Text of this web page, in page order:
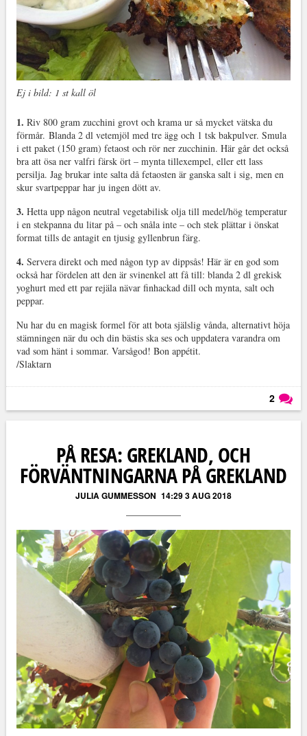
Ej i bild: 1 st kall öl
1. Riv 800 gram zucchini grovt och krama ur så mycket vätska du
förmår. Blanda 2 dl vetemjöl med tre ägg och 1 tsk bakpulver. Smula
i ett paket (150 gram) fetaost och rör ner zucchinin. Här går det också
bra att ösa ner valfri färsk ört – mynta tillexempel, eller ett lass
persilja. Jag brukar inte salta då fetaosten är ganska salt i sig, men en
skur svartpeppar har ju ingen dött av.
3. Hetta upp någon neutral vegetabilisk olja till medel/hög temperatur
i en stekpanna du litar på – och snåla inte – och stek plättar i önskat
format tills de antagit en tjusig gyllenbrun färg.
4. Servera direkt och med någon typ av dippsås! Här är en god som
också har fördelen att den är svinenkel att få till: blanda 2 dl grekisk
yoghurt med ett par rejäla nävar finhackad dill och mynta, salt och
peppar.
Nu har du en magisk formel för att bota själslig vånda, alternativt höja
stämningen när du och din bästis ska ses och uppdatera varandra om
vad som hänt i sommar. Varsågod! Bon appétit.
/Slaktarn
2
PÅ RESA: GREKLAND, OCH
FÖRVÄNTNINGARNA PÅ GREKLAND
JULIA GUMMESSON 14:29 3 AUG 2018